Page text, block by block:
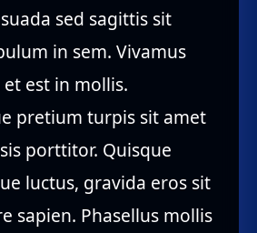
sed sagittis sit
in sem. Vivamus
est in mollis.
pretium turpis sit amet
porttitor. Quisque
luctus, gravida eros sit
sapien. Phasellus mollis